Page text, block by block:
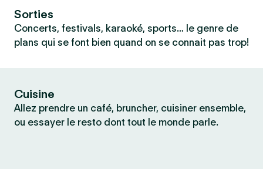
Sorties
Concerts, festivals, karaoké, sports… le genre de
plans qui se font bien quand on se connait pas trop!
Cuisine
Allez prendre un café, bruncher, cuisiner ensemble,
ou essayer le resto dont tout le monde parle.